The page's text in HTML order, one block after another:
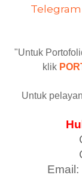
Telegram
"Untuk
klik
Untuk